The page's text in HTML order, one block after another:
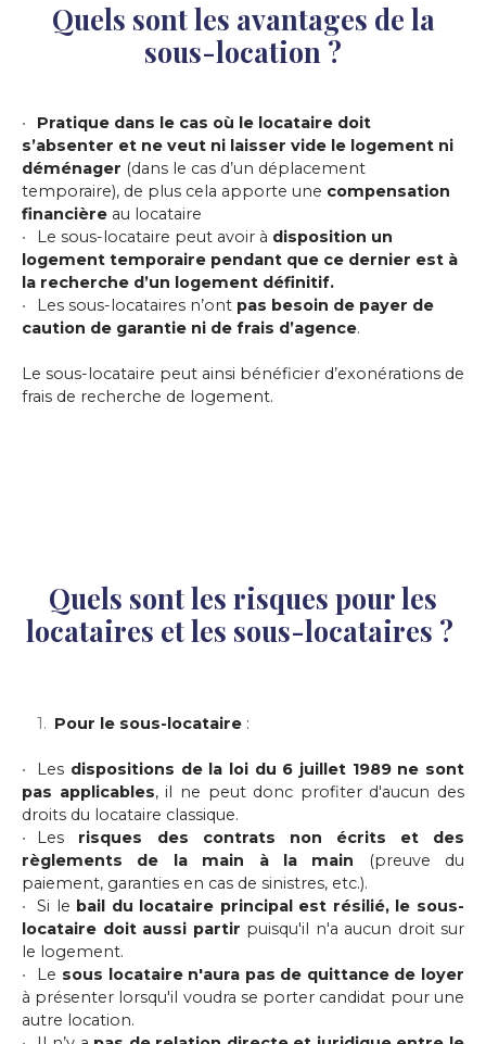
Quels sont les avantages de la
sous-location ?
Pratique dans le cas où le locataire doit
s’absenter et ne veut ni laisser vide le logement ni
déménager (dans le cas d’un déplacement
temporaire), de plus cela apporte une compensation
financière au locataire
Le sous-locataire peut avoir à disposition un
logement temporaire pendant que ce dernier est à
la recherche d’un logement définitif.
Les sous-locataires n’ont pas besoin de payer de
caution de garantie ni de frais d’agence.
Le sous-locataire peut ainsi bénéficier d’exonérations de
frais de recherche de logement.
Quels sont les risques pour les
locataires et les sous-locataires ?
Pour le sous-locataire :
Les dispositions de la loi du 6 juillet 1989 ne sont
pas applicables, il ne peut donc profiter d'aucun des
droits du locataire classique.
Les risques des contrats non écrits et des
règlements de la main à la main (preuve du
paiement, garanties en cas de sinistres, etc.).
Si le bail du locataire principal est résilié, le sous-
locataire doit aussi partir puisqu'il n'a aucun droit sur
le logement.
Le sous locataire n'aura pas de quittance de loyer
à présenter lorsqu'il voudra se porter candidat pour une
autre location.